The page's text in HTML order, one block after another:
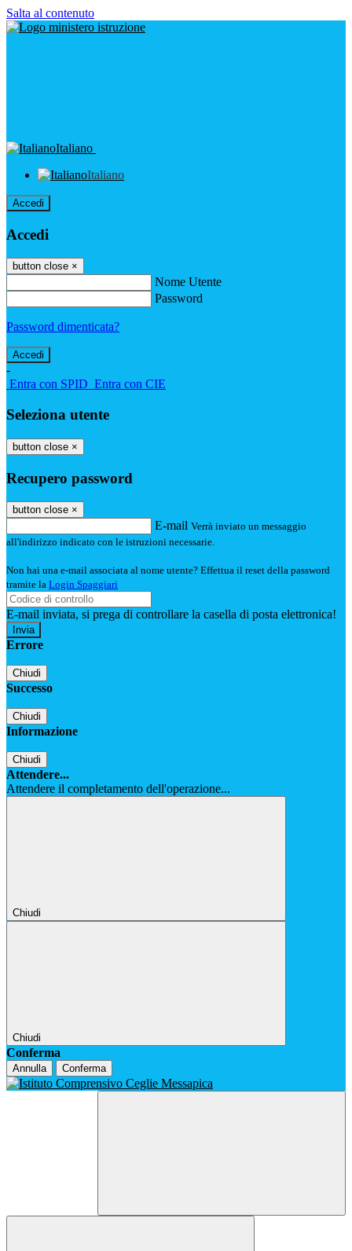
Salta al contenuto
Italiano
Italiano
Accedi
Accedi
button close ×
Nome Utente
Password
Password dimenticata?
-
Entra con SPID Entra con CIE
Seleziona utente
button close ×
Recupero password
button close ×
E-mail Verrà inviato un messaggio
all'indirizzo indicato con le istruzioni necessarie.
Non hai una e-mail associata al nome utente? Effettua il reset della password
tramite la Login Spaggiari
E-mail inviata, si prega di controllare la casella di posta elettronica!
Errore
Chiudi
Successo
Chiudi
Informazione
Chiudi
Attendere...
Attendere il completamento dell'operazione...
Chiudi
Chiudi
Conferma
Annulla Conferma